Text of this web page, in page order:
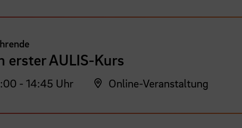
erster AULIS-Kurs
- 14:45 Uhr Online-Veranstaltung